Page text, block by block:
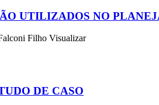
UTILIZADOS NO
Filho Visualizar
DE CASO